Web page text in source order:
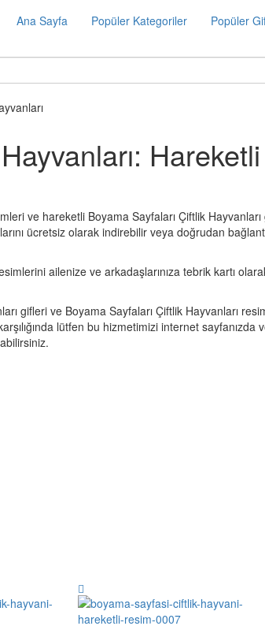
Ana Sayfa Popüler Kategoriler Popüler
ve hareketli Boyama Sayfaları Çiftlik
ücretsiz olarak indirebilir veya doğrudan
ailenize ve arkadaşlarınıza tebrik kartı
gifleri ve Boyama Sayfaları Çiftlik Hayvanları
lütfen bu hizmetimizi internet sayfanızda